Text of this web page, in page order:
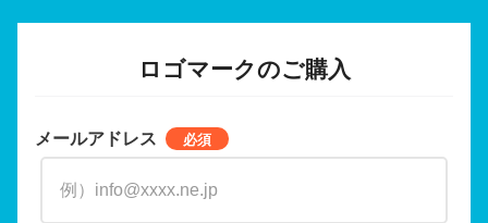
ロゴマークのご購入
メールアドレス